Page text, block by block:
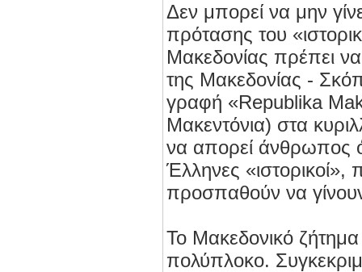
Δεν μπορεί να μην
πρότασης του
Μακεδονίας πρέπει
της Μακεδονίας -
γραφή «Republika
Μακεντόνια) στα
να απορεί άνθρωπος
Έλληνες «ιστορικοί»,
προσπαθούν να
Το Μακεδονικό ζήτημα
πολύπλοκο.